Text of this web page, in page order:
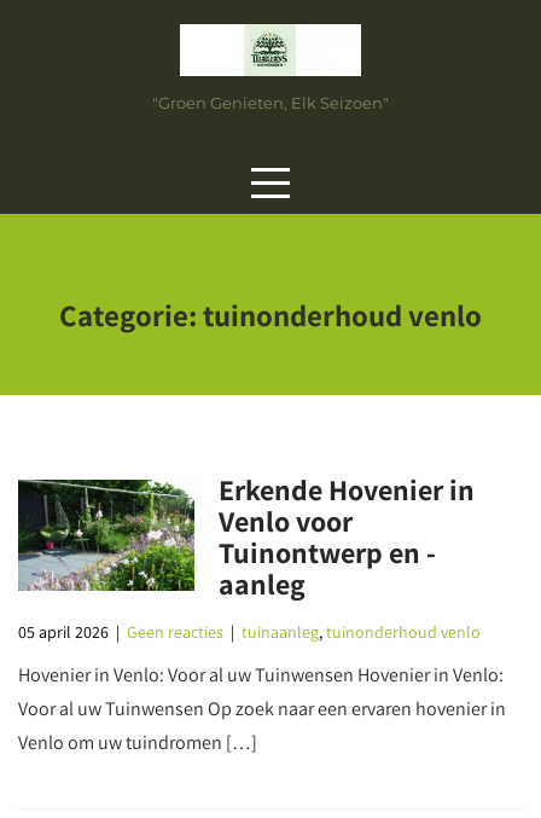
"Groen Genieten, Elk Seizoen"
Categorie:tuinonderhoud venlo
Erkende Hovenier in
Venlo voor
Tuinontwerp en -
aanleg
05 april 2026 | Geen reacties | tuinaanleg,tuinonderhoud venlo
Hovenier in Venlo: Voor al uw Tuinwensen Hovenier in Venlo:
Voor al uw Tuinwensen Op zoek naar een ervaren hovenier in
Venlo om uw tuindromen […]